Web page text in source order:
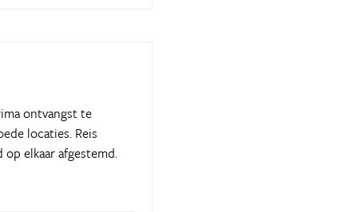
ontvangst te
locaties. Reis
elkaar afgestemd.